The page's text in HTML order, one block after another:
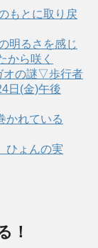
もとに取り戻
明るさを感じ
から咲く
オの謎▽歩行者
日(金)午後
かれている
ひょんの実
！